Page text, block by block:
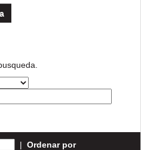
| Ordenar por